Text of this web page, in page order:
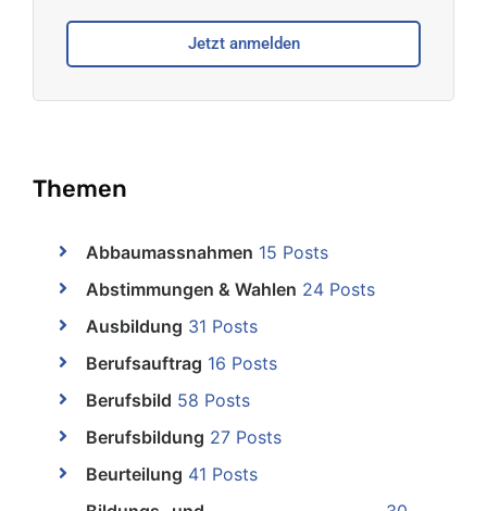
Jetzt anmelden
Themen
Abbaumassnahmen 15 Posts
Abstimmungen & Wahlen 24 Posts
Ausbildung 31 Posts
Berufsauftrag 16 Posts
Berufsbild 58 Posts
Berufsbildung 27 Posts
Beurteilung 41 Posts